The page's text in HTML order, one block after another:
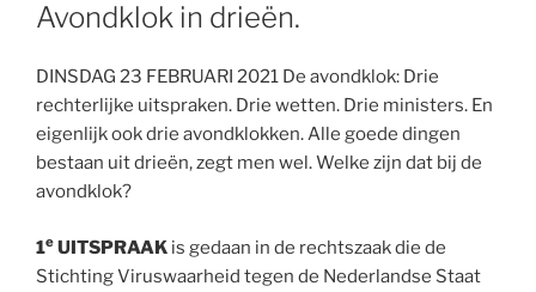
OP
Avondklok in drieën.
DINSDAG 23 FEBRUARI 2021 De avondklok: Drie
rechterlijke uitspraken. Drie wetten. Drie ministers. En
eigenlijk ook drie avondklokken. Alle goede dingen
bestaan uit drieën, zegt men wel. Welke zijn dat bij de
avondklok?
1e UITSPRAAK is gedaan in de rechtszaak die de
Stichting Viruswaarheid tegen de Nederlandse Staat